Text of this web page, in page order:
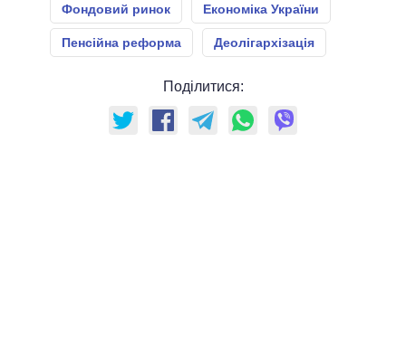
Фондовий ринок Економіка України
Пенсійна реформа Деолігархізація
Поділитися: